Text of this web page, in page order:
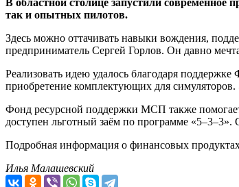
так и опытных пилотов.
Здесь можно оттачивать навыки вождения,
предприниматель Сергей Горлов. Он давно
Реализовать идею удалось благодаря
приобретение комплектующих для
Фонд ресурсной поддержки МСП также
доступен льготный заём по программе «5–3–3».
Подробная информация о финансовых
Илья Малашевский